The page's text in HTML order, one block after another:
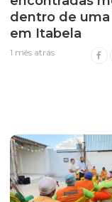
dentro de uma
em Itabela
1 mês atrás